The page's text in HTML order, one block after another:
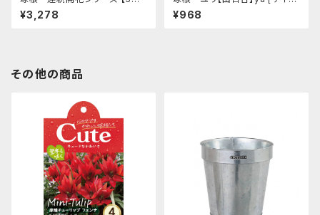
月 咲き続ける 球根ミックス レッ
ド】are [サイズ: 4種 30球入り]
¥3,278
1球入り]
¥968
その他の商品